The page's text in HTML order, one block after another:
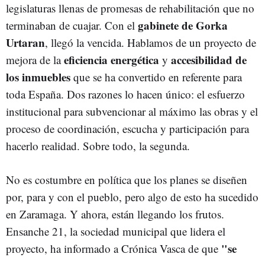
legislaturas llenas de promesas de rehabilitación que no
terminaban de cuajar. Con el gabinete de Gorka
Urtaran, llegó la vencida. Hablamos de un proyecto de
mejora de laeficiencia energética y accesibilidad de
los inmuebles que se ha convertido en referente para
toda España. Dos razones lo hacen único: el esfuerzo
institucional para subvencionar al máximo las obras y el
proceso de coordinación, escucha y participación para
hacerlo realidad. Sobre todo, la segunda.
No es costumbre en política que los planes se diseñen
por, para y con el pueblo, pero algo de esto ha sucedido
en Zaramaga. Y ahora, están llegando los frutos.
Ensanche 21, la sociedad municipal que lidera el
proyecto, ha informado a Crónica Vasca de que "se